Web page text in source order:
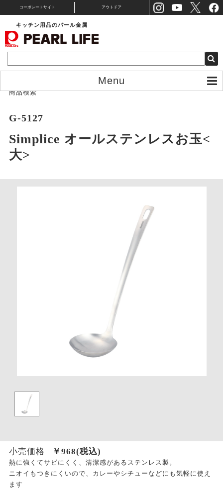
コーポレートサイト アウトドア
キッチン用品のパール金属
Menu
商品検索
G-5127
Simplice オールステンレスお玉<
大>
小売価格 ￥ 968(税込)
熱に強くてサビにくく、清潔感があるステンレス製。
ニオイもつきにくいので、カレーやシチューなどにも気軽に使え
ます